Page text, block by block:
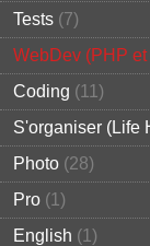
Tests (7)
WebDev (PHP
Coding (11)
S'organiser (Life
Photo (28)
Pro (1)
English (1)